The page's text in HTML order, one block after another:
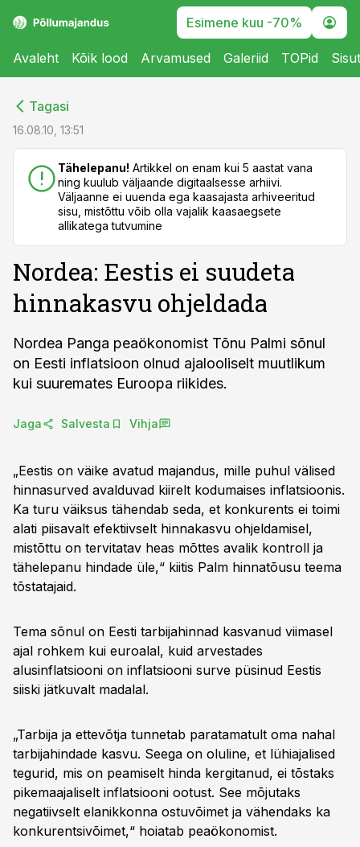
Esimene kuu -70%
Avaleht Kõik lood Arvamused Galeriid TOPid
Tagasi
16.08.10, 13:51
Tähelepanu! Artikkel on enam kui 5 aastat vana
ning kuulub väljaande digitaalsesse arhiivi.
Väljaanne ei uuenda ega kaasajasta arhiveeritud
sisu, mistõttu võib olla vajalik kaasaegsete
allikatega tutvumine
Nordea: Eestis ei suudeta
hinnakasvu ohjeldada
Nordea Panga peaökonomist Tõnu Palmi sõnul
on Eesti inflatsioon olnud ajalooliselt muutlikum
kui suuremates Euroopa riikides.
Jaga Salvesta Vihja
„Eestis on väike avatud majandus, mille puhul välised
hinnasurved avalduvad kiirelt kodumaises inflatsioonis.
Ka turu väiksus tähendab seda, et konkurents ei toimi
alati piisavalt efektiivselt hinnakasvu ohjeldamisel,
mistõttu on tervitatav heas mõttes avalik kontroll ja
tähelepanu hindade üle,“ kiitis Palm hinnatõusu teema
tõstatajaid.
Tema sõnul on Eesti tarbijahinnad kasvanud viimasel
ajal rohkem kui euroalal, kuid arvestades
alusinflatsiooni on inflatsiooni surve püsinud Eestis
siiski jätkuvalt madalal.
„Tarbija ja ettevõtja tunnetab paratamatult oma nahal
tarbijahindade kasvu. Seega on oluline, et lühiajalised
tegurid, mis on peamiselt hinda kergitanud, ei tõstaks
pikemaajaliselt inflatsiooni ootust. See mõjutaks
negatiivselt elanikkonna ostuvõimet ja vähendaks ka
konkurentsivõimet,“ hoiatab peaökonomist.